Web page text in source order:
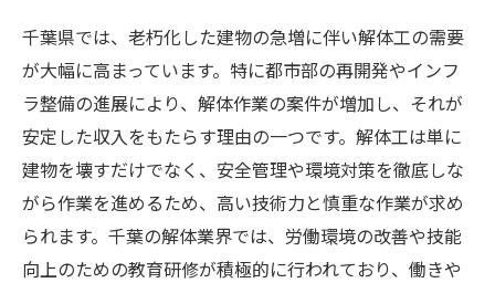
千葉県では、老朽化した建物の急増に伴い解体工の需要
が大幅に高まっています。特に都市部の再開発やインフ
ラ整備の進展により、解体作業の案件が増加し、それが
安定した収入をもたらす理由の一つです。解体工は単に
建物を壊すだけでなく、安全管理や環境対策を徹底しな
がら作業を進めるため、高い技術力と慎重な作業が求め
られます。千葉の解体業界では、労働環境の改善や技能
向上のための教育研修が積極的に行われており、働きや